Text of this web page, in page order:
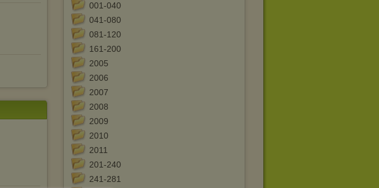
001-040
041-080
081-120
161-200
2005
2006
2007
2008
2009
2010
2011
201-240
241-281